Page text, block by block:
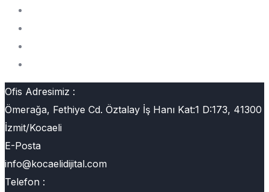
Ofis Adresimiz :
Ömerağa, Fethiye Cd. Öztalay İş Hanı Kat:1 D:173, 41300
İzmit/Kocaeli
E-Posta
info@kocaelidijital.com
Telefon :